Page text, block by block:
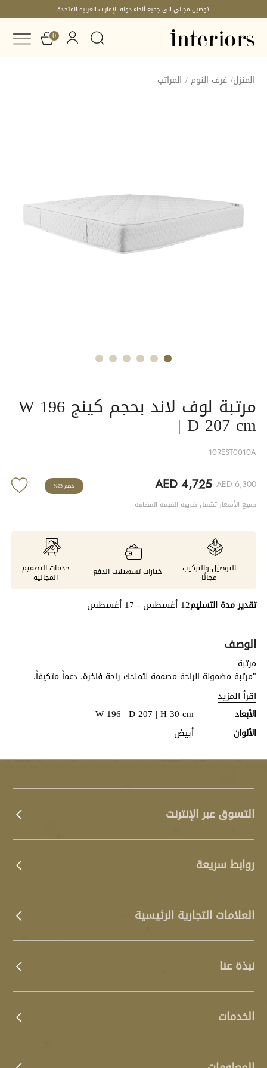
توصيل مجاني الى جميع أنحاء دولة الإمارات العربية المتحدة
0
المنزل/ غرف النوم / المراتب
مرتبة لوف لاند بحجم كينج W 196
| D 207 cm
10REST0010A
AED 4,725 AED 6,300
جميع الأسعار تشمل ضريبة القيمة المضافة
خصم 25%
التوصيل والتركيب
مجانًا خيارات تسهيلات الدفع خدمات التصميم
المجانية
تقدير مدة التسليم12 أغسطس - 17 أغسطس
الوصف
مرتبة
"مرتبة مضمونة الراحة مصممة لتمنحك راحة فاخرة، دعماً متكيفاً،
جم/م² قطن ناعم مضغوط – مرونة قابلة للتنفس وراحة إضافية نظام
قطن صلب مضغوط – ثبات معزز لهيكل المرتبة ١ سم إسفنج مبطن
الجسم وتقلل من إزعاج الحركة بين الشريكين مواد قابلة للتنفس
تمنحك نوماً أبرد وأكثر انتعاشاً تصميم متين يقاوم الترهل ويضمن
طول عمر المرتبة"
اقرأ المزيد
الأبعاد W 196 | D 207 | H 30 cm
الألوان أبيض
التسوق عبر الإنترنت
روابط سريعة
العلامات التجارية الرئيسية
نبذة عنا
الخدمات